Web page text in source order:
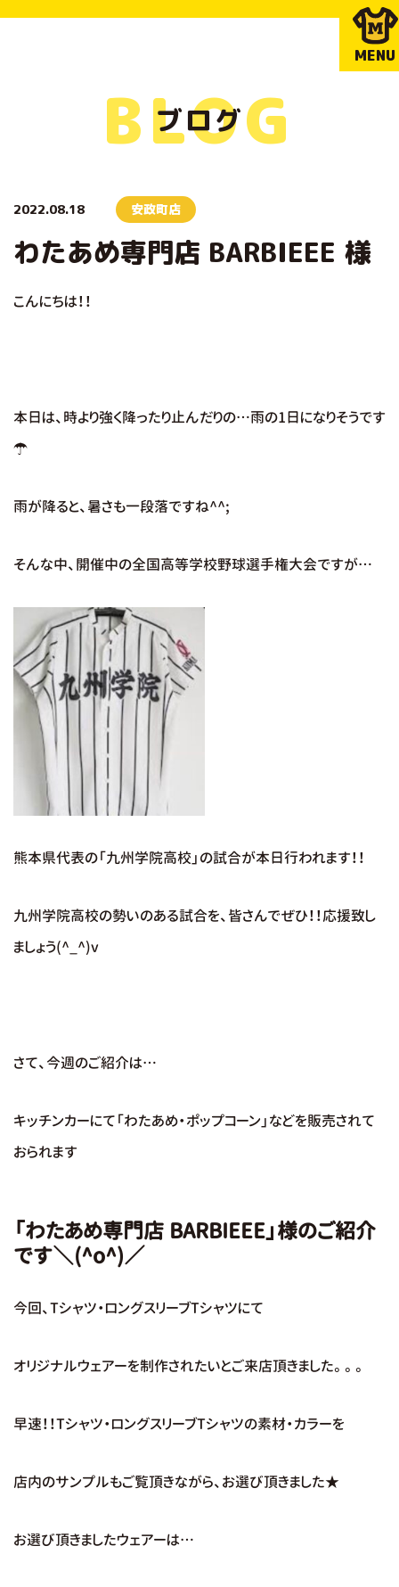
MENU
ブログ
BLOG
2022.08.18 安政町店
わたあめ専門店 BARBIEEE 様
こんにちは！！
本日は、時より強く降ったり止んだりの…雨の1日になりそうです
☂
雨が降ると、暑さも一段落ですね^^;
そんな中、開催中の全国高等学校野球選手権大会ですが…
熊本県代表の「九州学院高校」の試合が本日行われます！！
九州学院高校の勢いのある試合を、皆さんでぜひ！！応援致し
ましょう(^_^)v
さて、今週のご紹介は…
キッチンカーにて「わたあめ・ポップコーン」などを販売されて
おられます
「わたあめ専門店 BARBIEEE」様のご紹介
です＼(^o^)／
今回、Tシャツ・ロングスリーブTシャツにて
オリジナルウェアーを制作されたいとご来店頂きました。。。
早速！！Tシャツ・ロングスリーブTシャツの素材・カラーを
店内のサンプルもご覧頂きながら、お選び頂きました★
お選び頂きましたウェアーは…